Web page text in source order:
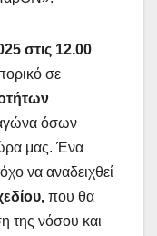
στις 12.00
σε
όσων
μας. Ένα
να αναδειχθεί
που θα
της νόσου και